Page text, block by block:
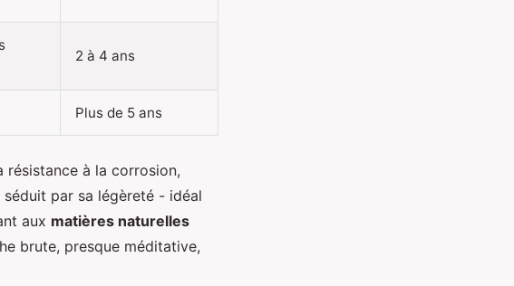
2 à 4 ans
Plus de 5 ans
à la corrosion,
séduit par sa légèreté - idéal
aux matières naturelles
brute, presque méditative,